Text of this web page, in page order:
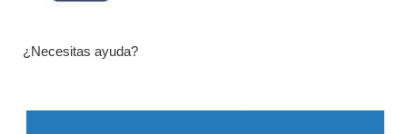
¿Necesitas ayuda?